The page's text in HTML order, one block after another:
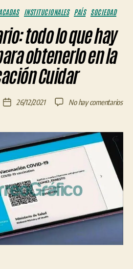
Categorías
INSTITUCIONALES PAÍS SOCIEDAD
todo lo que hay
obtenerlo en la
Cuidar
Fecha26/12/2021 No hay comentariosen